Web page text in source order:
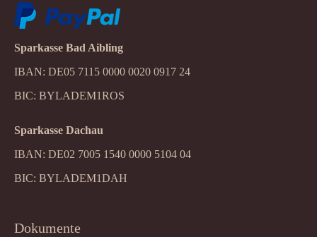
Sparkasse Bad Aibling
IBAN: DE05 7115 0000 0020 0917 24
BIC: BYLADEM1ROS
Sparkasse Dachau
IBAN: DE02 7005 1540 0000 5104 04
BIC: BYLADEM1DAH
Dokumente